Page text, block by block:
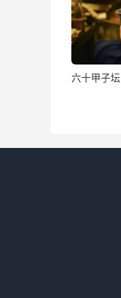
六十甲子坛